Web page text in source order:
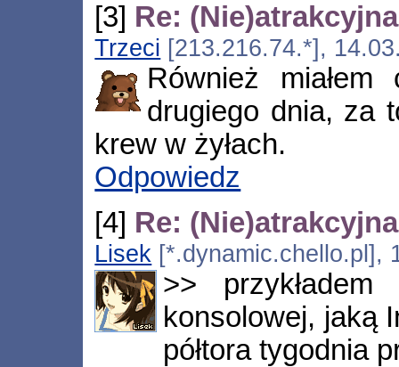
[3] Re:
Trzeci [213.216.74.*],
Również
drugiego dnia, za
krew w żyłach.
Odpowiedz
[4] Re:
Lisek [*.dynamic.chello.pl],
>>
konsolowej, jaką
półtora tygodnia